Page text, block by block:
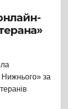
Нижнього» за